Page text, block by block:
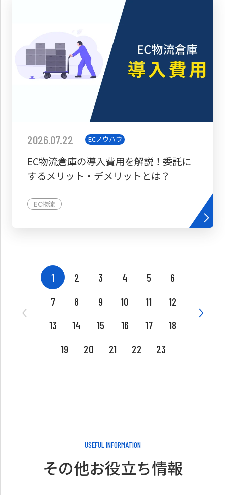
2026.07.22 ECノウハウ
EC物流倉庫の導入費用を解説！委託に
するメリット・デメリットとは？
EC物流
1 2 3 4 5
6
7
8 9 10 11
12
13
14 15 16 17
18
19
20 21 22 23
USEFUL INFORMATION
その他お役立ち情報